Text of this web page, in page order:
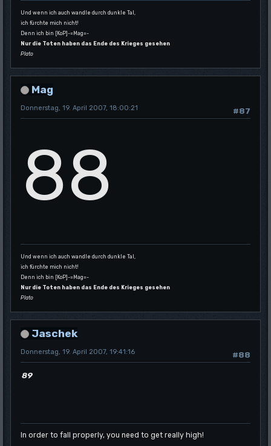
Und wenn ich auch wandle durch dunkle Tal,
ich fürchte mich nicht!
Denn ich bin [KoP]-=Mag=-
Nur die Toten haben das Ende des Krieges gesehen
Plato
Mag
#87
Donnerstag, 19. April 2007, 18:00:21
88
Und wenn ich auch wandle durch dunkle Tal,
ich fürchte mich nicht!
Denn ich bin [KoP]-=Mag=-
Nur die Toten haben das Ende des Krieges gesehen
Plato
Jaschek
#88
Donnerstag, 19. April 2007, 19:41:16
89
In order to fall properly, you need to get really high!